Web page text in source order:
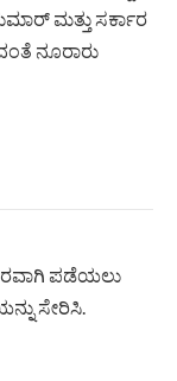
ಮತ್ತು ಸರ್ಕಾರ
ನೂರಾರು
ಪಡೆಯಲು
ಸೇರಿಸಿ.